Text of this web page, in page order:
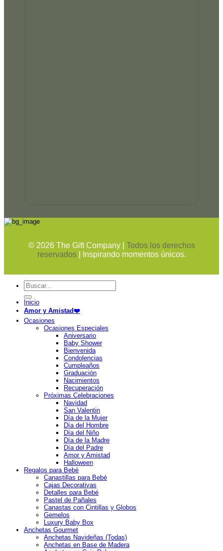
© 2026The Gift Company | Todos los derechos
reservados
| Inspirando momentos únicos.
Buscar
por:
Inicio
Amor y Amistad❤️
Ocasiones
Ocasiones Especiales
Aniversario
Baby Shower
Bienvenida
Condolencias
Cumpleaños
Graduación
Nacimientos
Recuperación
Próximas Celebraciones
Navidad
San Valentin
Día de la Mujer
Día del Hombre
Día del Niño
Día de la Madre
Día del Padre
Amor y Amistad
Halloween
Regalos para Bebé
Canastillas para Bebé
Cajas Decorativas
Detalles para Bebé
Pastel de Pañales
Canastas con Cintillas y Globos
Gemelos
Luxury Baby Box
Anchetas Gourmet
Anchetas Navideñas (Todas)
Anchetas en Base de Madera